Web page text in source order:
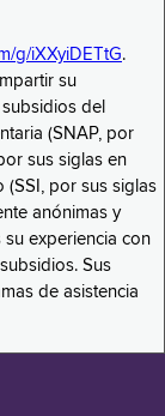
g/iXXyiDETtG.
su
del
(SNAP, por
sus siglas en
(SSI, por sus siglas
anónimas y
experiencia con
Sus
de asistencia